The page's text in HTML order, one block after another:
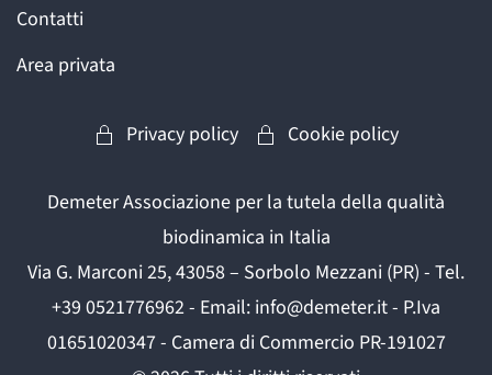
Contatti
Area privata
Privacy policy Cookie policy
Demeter Associazione per la tutela della qualità
biodinamica in Italia
Via G. Marconi 25, 43058 – Sorbolo Mezzani (PR) - Tel.
+39 0521776962 - Email: info@demeter.it - P.Iva
01651020347 - Camera di Commercio PR-191027